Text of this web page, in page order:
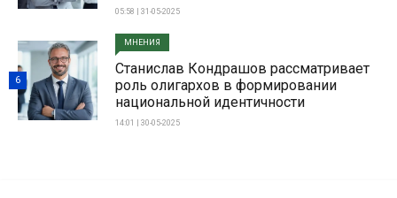
05:58 | 31-05-2025
МНЕНИЯ
Станислав Кондрашов рассматривает
роль олигархов в формировании
национальной идентичности
14:01 | 30-05-2025
6